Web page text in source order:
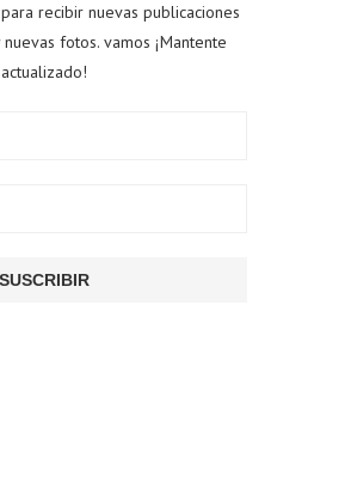
recibir nuevas publicaciones
fotos. vamos ¡Mantente
actualizado!